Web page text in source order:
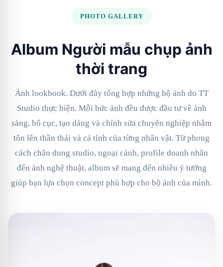
PHOTO GALLERY
Album Người mẫu chụp ảnh
thời trang
Ảnh lookbook. Dưới đây tổng hợp những bộ ảnh do TT
Studio thực hiện. Mỗi bức ảnh đều được đầu tư về ánh
sáng, bố cục, tạo dáng và chỉnh sửa chuyên nghiệp nhằm
tôn lên thần thái và cá tính của từng nhân vật. Từ phong
cách chân dung studio, ngoại cảnh, profile doanh nhân
đến ảnh nghệ thuật, album sẽ mang đến nhiều ý tưởng
giúp bạn lựa chọn concept phù hợp cho bộ ảnh của mình.